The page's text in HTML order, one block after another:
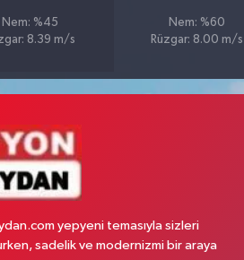
Nem: %45
8.39 m/s
Nem: %60
Rüzgar: 8.00 m/s
yepyeni temasıyla sizleri
sadelik ve modernizmi bir araya